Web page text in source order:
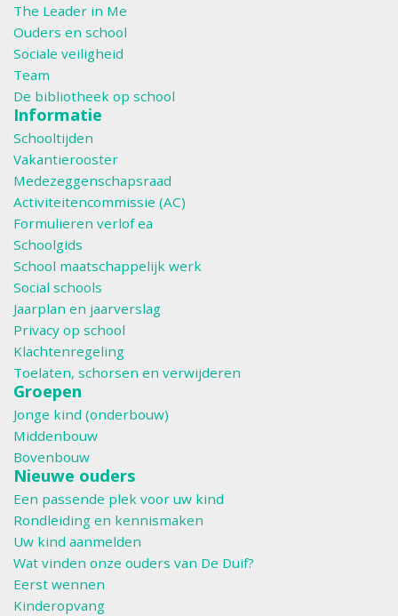
The Leader in Me
Ouders en school
Sociale veiligheid
Team
De bibliotheek op school
Informatie
Schooltijden
Vakantierooster
Medezeggenschapsraad
Activiteitencommissie (AC)
Formulieren verlof ea
Schoolgids
School maatschappelijk werk
Social schools
Jaarplan en jaarverslag
Privacy op school
Klachtenregeling
Toelaten, schorsen en verwijderen
Groepen
Jonge kind (onderbouw)
Middenbouw
Bovenbouw
Nieuwe ouders
Een passende plek voor uw kind
Rondleiding en kennismaken
Uw kind aanmelden
Wat vinden onze ouders van De Duif?
Eerst wennen
Kinderopvang